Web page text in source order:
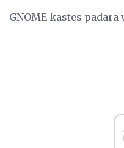
GNOME kastes